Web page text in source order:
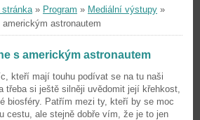
stránka» Program » Mediální výstupy »
astronautem
s americkým astronautem
kteří mají touhu podívat se na tu naši
třeba si ještě silněji uvědomit její křehkost,
biosféry. Patřím mezi ty, kteří by se moc
cestu, ale stejně dobře vím, že je to jen